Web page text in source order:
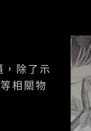
除了示
相關物